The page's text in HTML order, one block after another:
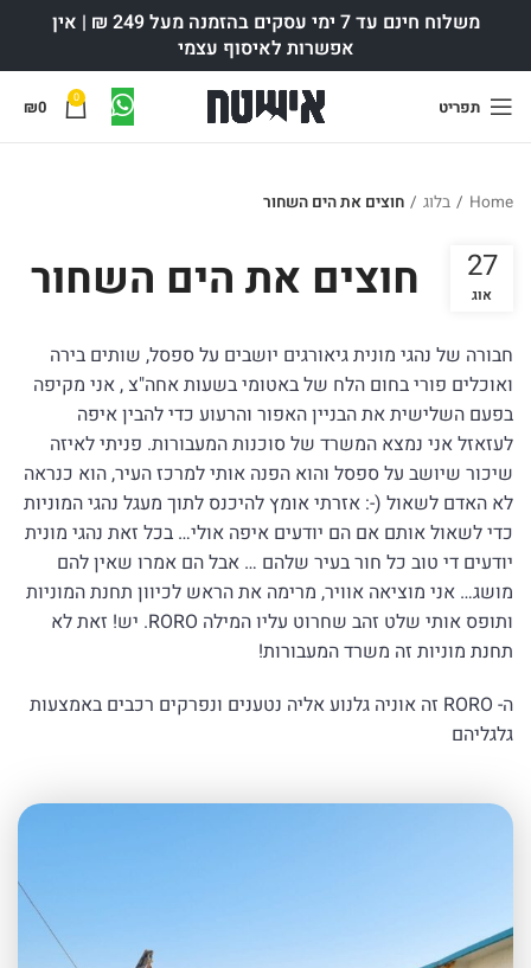
משלוח חינם עד 7 ימי עסקים בהזמנה מעל 249 ₪ | אין
אפשרות לאיסוף עצמי
תפריט 0
₪0
Home
/ בלוג / חוצים את הים השחור
חוצים את הים השחור 27
אוג
חבורה של נהגי מונית גיאורגים יושבים על ספסל, שותים בירה
ואוכלים פורי בחום הלח של באטומי בשעות אחה"צ , אני מקיפה
בפעם השלישית את הבניין האפור והרעוע כדי להבין איפה
לעזאזל אני נמצא המשרד של סוכנות המעבורות. פניתי לאיזה
שיכור שיושב על ספסל והוא הפנה אותי למרכז העיר, הוא כנראה
לא האדם לשאול (-: אזרתי אומץ להיכנס לתוך מעגל נהגי המוניות
כדי לשאול אותם אם הם יודעים איפה אולי… בכל זאת נהגי מונית
יודעים די טוב כל חור בעיר שלהם … אבל הם אמרו שאין להם
מושג… אני מוציאה אוויר, מרימה את הראש לכיוון תחנת המוניות
ותופס אותי שלט זהב שחרוט עליו המילה RORO. יש! זאת לא
תחנת מוניות זה משרד המעבורות!
ה- RORO זה אוניה גלנוע אליה נטענים ונפרקים רכבים באמצעות
גלגליהם